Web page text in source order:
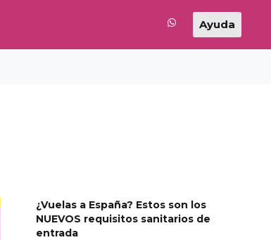
Ayuda
¿Vuelas a España? Estos son los
NUEVOS requisitos sanitarios de
entrada